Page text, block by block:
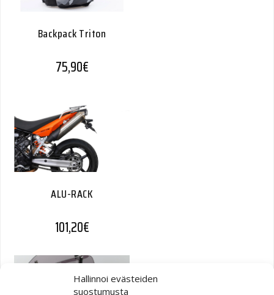
Hallinnoi evästeiden
suostumusta
Backpack Triton
75,90€
ALU-RACK
101,20€